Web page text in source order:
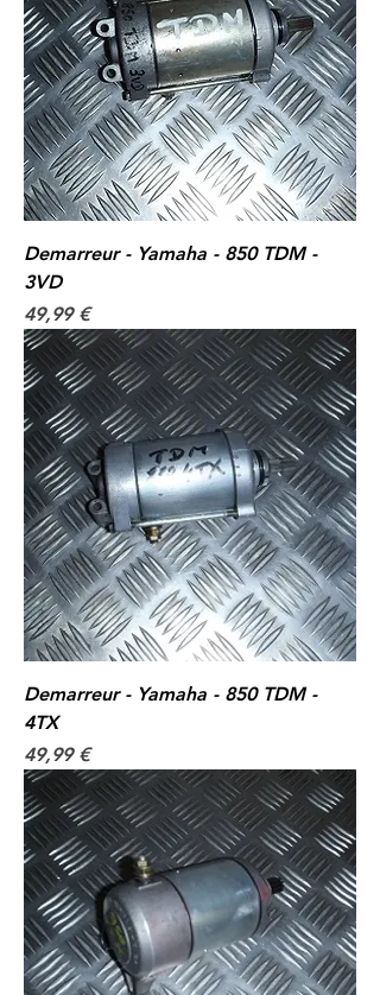
Demarreur - Yamaha - 850 TDM -
3VD
Prix
49,99 €
Demarreur - Yamaha - 850 TDM -
4TX
Prix
49,99 €